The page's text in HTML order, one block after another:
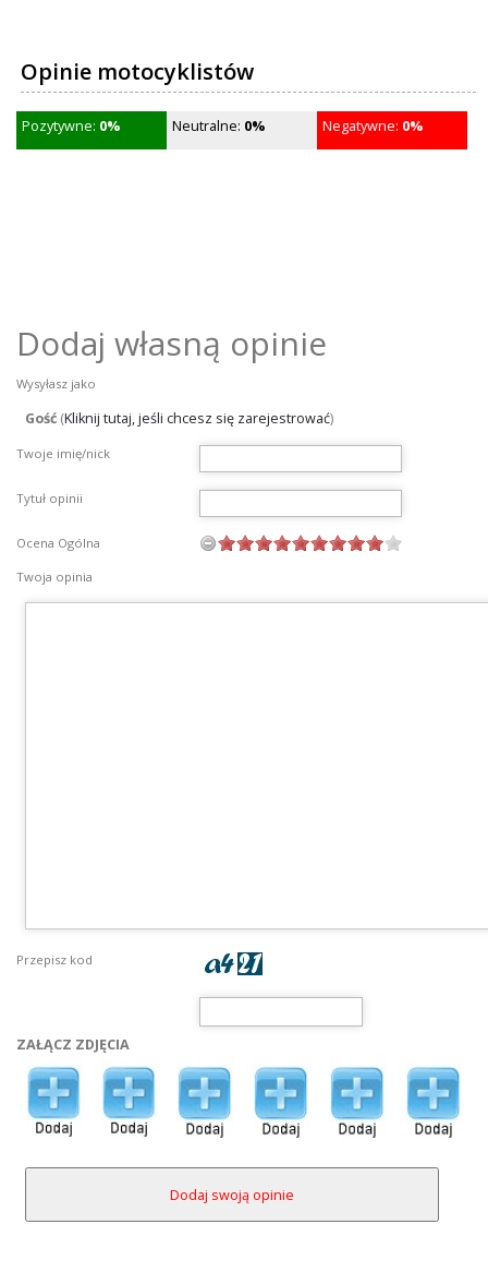
Opinie motocyklistów
Pozytywne: 0% Neutralne: 0% Negatywne: 0%
Dodaj własną opinie
Wysyłasz jako
Gość (Kliknij tutaj, jeśli chcesz się zarejestrować)
Twoje imię/nick
Tytuł opinii
Ocena Ogólna
Twoja opinia
Przepisz kod
ZAŁĄCZ ZDJĘCIA